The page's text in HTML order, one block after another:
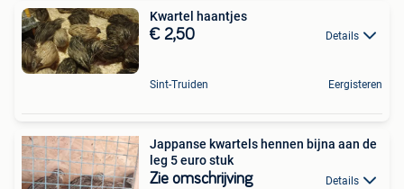
Kwartel haantjes
€ 2,50 Details
Sint-Truiden Eergisteren
Jappanse kwartels hennen bijna aan de
leg 5 euro stuk
Zie omschrijving Details